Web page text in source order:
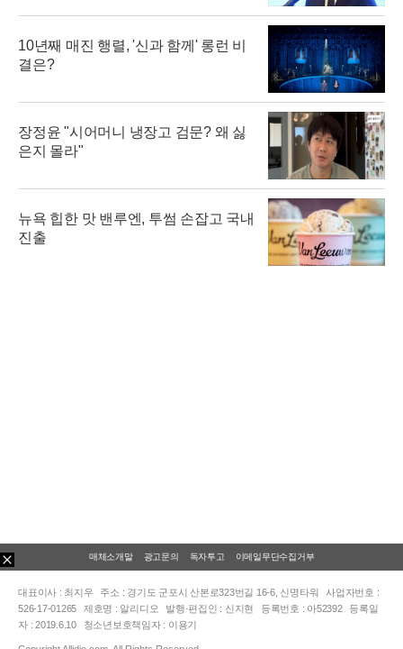
10년째 매진 행렬, '신과 함께' 롱런 비
결은?
장정윤 "시어머니 냉장고 검문? 왜 싫
은지 몰라"
뉴욕 힙한 맛 밴루엔, 투썸 손잡고 국내
진출
매체소개말 광고문의 독자투고 이메일무단수집거부
대표이사 : 최지우 주소 : 경기도 군포시 산본로323번길 16-6, 신명타워
사업자번호 :
526-17-01265
제호명 : 알리디오 발행·편집인 : 신지현 등록번호 : 아52392
등록일
자 : 2019.6.10
청소년보호책임자 : 이용기